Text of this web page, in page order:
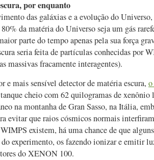
por enquanto
das galáxias e a evolução do
da matéria do Universo seja um gás
parte do tempo apenas pela sua força
seria feita de partículas conhecidas por
massivas fracamente interagentes).
e mais sensível detector de matéria escura,
cheio com 62 quilogramas de
na montanha de Gran Sasso, na Itália,
evitar que raios cósmicos normais
existem, há uma chance de que
experimento, os fazendo ionizar e emitir
do XENON 100.